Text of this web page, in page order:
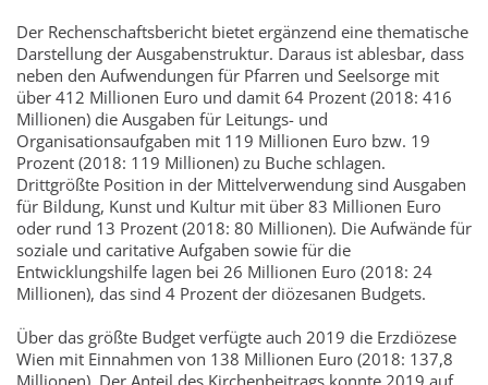
Der Rechenschaftsbericht bietet ergänzend eine thematische
Darstellung der Ausgabenstruktur. Daraus ist ablesbar, dass
neben den Aufwendungen für Pfarren und Seelsorge mit
über 412 Millionen Euro und damit 64 Prozent (2018: 416
Millionen) die Ausgaben für Leitungs- und
Organisationsaufgaben mit 119 Millionen Euro bzw. 19
Prozent (2018: 119 Millionen) zu Buche schlagen.
Drittgrößte Position in der Mittelverwendung sind Ausgaben
für Bildung, Kunst und Kultur mit über 83 Millionen Euro
oder rund 13 Prozent (2018: 80 Millionen). Die Aufwände für
soziale und caritative Aufgaben sowie für die
Entwicklungshilfe lagen bei 26 Millionen Euro (2018: 24
Millionen), das sind 4 Prozent der diözesanen Budgets.
Über das größte Budget verfügte auch 2019 die Erzdiözese
Wien mit Einnahmen von 138 Millionen Euro (2018: 137,8
Millionen). Der Anteil des Kirchenbeitrags konnte 2019 auf